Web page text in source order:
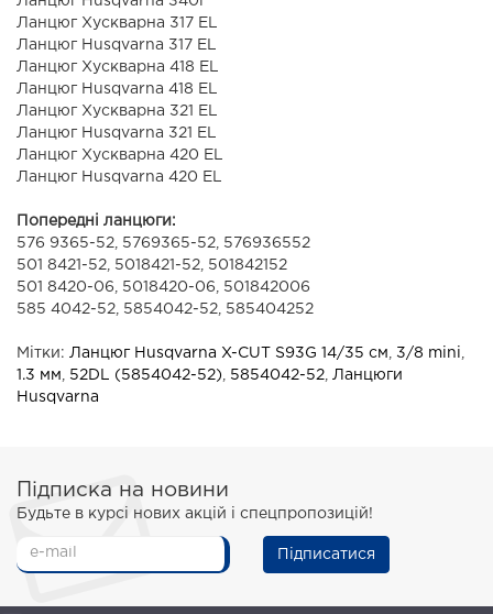
Ланцюг Хускварна 317 ЕL
Ланцюг Husqvarna 317 ЕL
Ланцюг Хускварна 418 EL
Ланцюг Husqvarna 418 EL
Ланцюг Хускварна 321 ЕL
Ланцюг Husqvarna 321 ЕL
Ланцюг Хускварна 420 EL
Ланцюг Husqvarna 420 EL
Попередні ланцюги:
576 9365-52, 5769365-52, 576936552
501 8421-52, 5018421-52, 501842152
501 8420-06, 5018420-06, 501842006
585 4042-52, 5854042-52, 585404252
Мітки: Ланцюг Husqvarna X-CUT S93G 14/35 см 3/8 mini
1.3 мм
52DL (5854042-52) 5854042-52
Ланцюги
Husqvarna
Підписка на новини
Будьте в курсі нових акцій і спецпропозицій!
Підписатися